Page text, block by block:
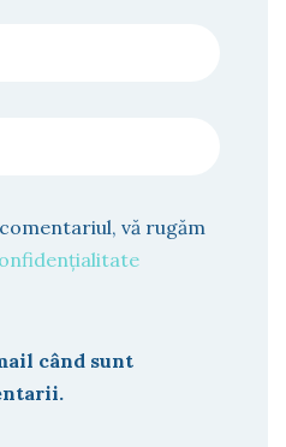
vă rugăm
când sunt